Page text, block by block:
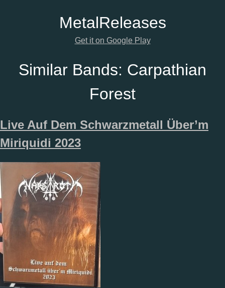
MetalReleases
Get it on Google Play
Similar Bands: Carpathian
Forest
Live Auf Dem Schwarzmetall Über’m
Miriquidi 2023